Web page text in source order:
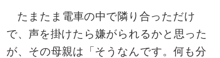
たまたま電車の中で隣り合っただけ
で、声を掛けたら嫌がられるかと思った
が、その母親は「そうなんです。何も分